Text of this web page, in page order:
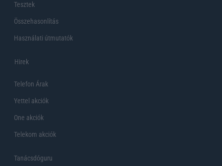
Tesztek
Összehasonlítás
Használati útmutatók
Hirek
Telefon Árak
Yettel akciók
One akciók
Telekom akciók
Tanácsdóguru